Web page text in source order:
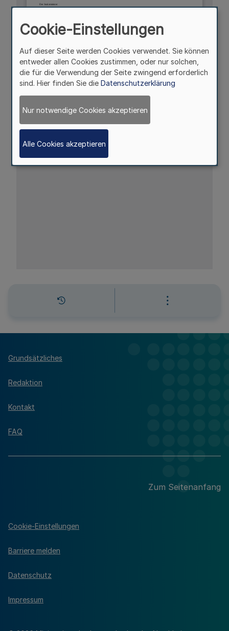
Grundsätzliches
Redaktion
Kontakt
FAQ
Zum Seitenanfang
Cookie-Einstellungen
Barriere melden
Datenschutz
Impressum
Cookie-Einstellungen
Auf dieser Seite werden Cookies verwendet. Sie können
entweder allen Cookies zustimmen, oder nur solchen,
die für die Verwendung der Seite zwingend erforderlich
sind. Hier finden Sie die Datenschutzerklärung
Nur notwendige Cookies akzeptieren
Alle Cookies akzeptieren